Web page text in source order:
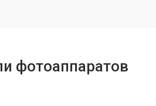
фотоаппаратов